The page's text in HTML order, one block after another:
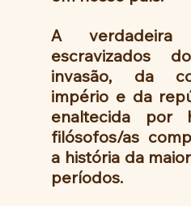
A verdadeira
escravizados
invasão, da
império e da
enaltecida por
filósofos/as
a história da
períodos.